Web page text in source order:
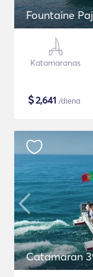
Fountaine
Katamaranas
$2,641 /diena
Catamaran